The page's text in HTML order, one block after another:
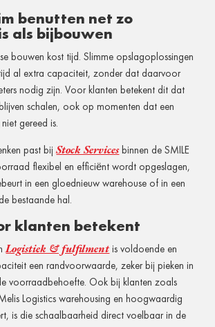
benutten net zo
als bijbouwen
bouwen kost tijd. Slimme opslagoplossingen
al extra capaciteit, zonder dat daarvoor
nodig zijn. Voor klanten betekent dit dat
schalen, ook op momenten dat een
gereed is.
past bijStock Servicesbinnen de SMILE
flexibel en efficiënt wordt opgeslagen,
in een gloednieuw warehouse of in een
bestaande hal.
klanten betekent
Logistiek & fulfilmentis voldoende en
een randvoorwaarde, zeker bij pieken in
voorraadbehoefte. Ook bij klanten zoals
Logistics warehousing en hoogwaardig
is die schaalbaarheid direct voelbaar in de